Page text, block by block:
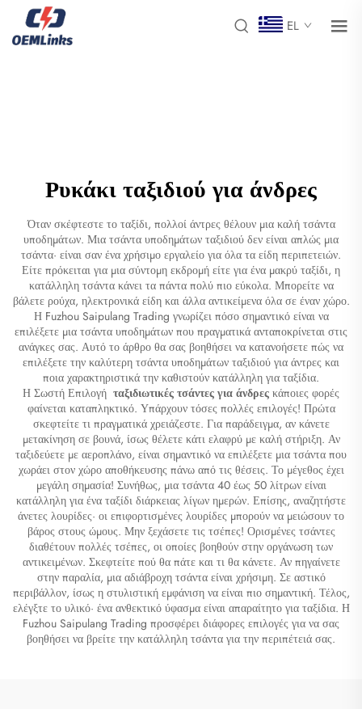
EL
Ρυκάκι ταξιδιού για άνδρες
Όταν σκέφτεστε το ταξίδι, πολλοί άντρες θέλουν μια καλή τσάντα
υποδημάτων. Μια τσάντα υποδημάτων ταξιδιού δεν είναι απλώς μια
τσάντα· είναι σαν ένα χρήσιμο εργαλείο για όλα τα είδη περιπετειών.
Είτε πρόκειται για μια σύντομη εκδρομή είτε για ένα μακρύ ταξίδι, η
κατάλληλη τσάντα κάνει τα πάντα πολύ πιο εύκολα. Μπορείτε να
βάλετε ρούχα, ηλεκτρονικά είδη και άλλα αντικείμενα όλα σε έναν χώρο.
Η Fuzhou Saipulang Trading γνωρίζει πόσο σημαντικό είναι να
επιλέξετε μια τσάντα υποδημάτων που πραγματικά ανταποκρίνεται στις
ανάγκες σας. Αυτό το άρθρο θα σας βοηθήσει να κατανοήσετε πώς να
επιλέξετε την καλύτερη τσάντα υποδημάτων ταξιδιού για άντρες και
ποια χαρακτηριστικά την καθιστούν κατάλληλη για ταξίδια.
Η Σωστή Επιλογή ταξιδιωτικές τσάντες για άνδρες κάποιες φορές
φαίνεται καταπληκτικό. Υπάρχουν τόσες πολλές επιλογές! Πρώτα
σκεφτείτε τι πραγματικά χρειάζεστε. Για παράδειγμα, αν κάνετε
μετακίνηση σε βουνά, ίσως θέλετε κάτι ελαφρύ με καλή στήριξη. Αν
ταξιδεύετε με αεροπλάνο, είναι σημαντικό να επιλέξετε μια τσάντα που
χωράει στον χώρο αποθήκευσης πάνω από τις θέσεις. Το μέγεθος έχει
μεγάλη σημασία! Συνήθως, μια τσάντα 40 έως 50 λίτρων είναι
κατάλληλη για ένα ταξίδι διάρκειας λίγων ημερών. Επίσης, αναζητήστε
άνετες λουρίδες· οι επιφορτισμένες λουρίδες μπορούν να μειώσουν το
βάρος στους ώμους. Μην ξεχάσετε τις τσέπες! Ορισμένες τσάντες
διαθέτουν πολλές τσέπες, οι οποίες βοηθούν στην οργάνωση των
αντικειμένων. Σκεφτείτε πού θα πάτε και τι θα κάνετε. Αν πηγαίνετε
στην παραλία, μια αδιάβροχη τσάντα είναι χρήσιμη. Σε αστικό
περιβάλλον, ίσως η στυλιστική εμφάνιση να είναι πιο σημαντική. Τέλος,
ελέγξτε το υλικό· ένα ανθεκτικό ύφασμα είναι απαραίτητο για ταξίδια. Η
Fuzhou Saipulang Trading προσφέρει διάφορες επιλογές για να σας
βοηθήσει να βρείτε την κατάλληλη τσάντα για την περιπέτειά σας.